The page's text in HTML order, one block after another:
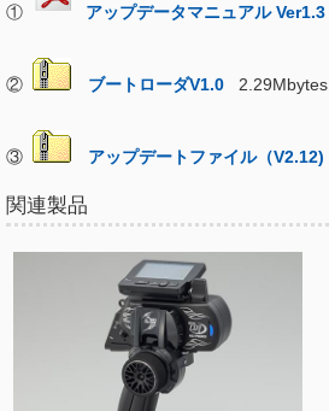
① アップデータマニュアル Ver1.3
② ブートローダV1.0 2.29Mbytes
③ アップデートファイル（V2.12)
関連製品